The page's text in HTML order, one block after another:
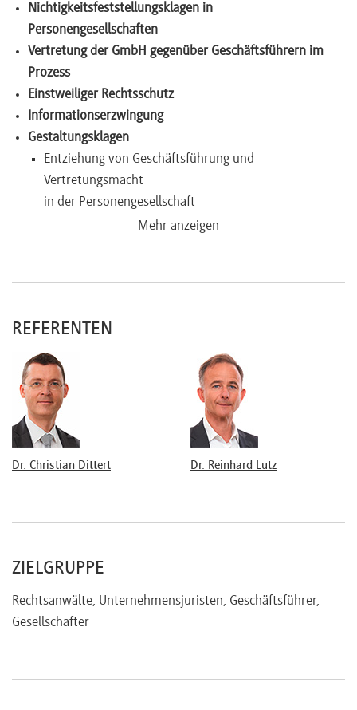
Nichtigkeitsfeststellungsklagen in
Personengesellschaften
Vertretung der GmbH gegenüber Geschäftsführern im
Prozess
Einstweiliger Rechtsschutz
Informationserzwingung
Gestaltungsklagen
Entziehung von Geschäftsführung und
Vertretungsmacht
in der Personengesellschaft
Gesellschafterausschluss
Schiedsfähigkeit von Beschlussmängelstreitigkeiten
Außergerichtliche Streitbeilegung
Methoden
Lösungsvorschläge
Mehr anzeigen
REFERENTEN
Dr. Christian Dittert Dr. Reinhard Lutz
ZIELGRUPPE
Rechtsanwälte, Unternehmensjuristen, Geschäftsführer,
Gesellschafter